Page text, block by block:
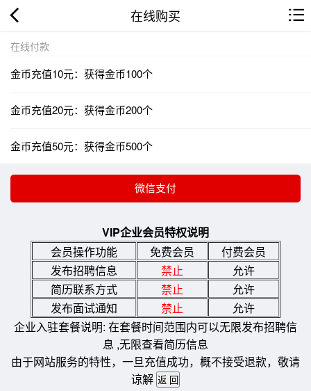
在线购买
在线付款
金币充值10元：获得金币100个
金币充值20元：获得金币200个
金币充值50元：获得金币500个
VIP企业会员特权说明
会员操作功能
免费会员
付费会员
发布招聘信息
禁止
允许
简历联系方式
禁止
允许
发布面试通知
禁止
允许
企业入驻套餐说明: 在套餐时间范围内可以无限发布招聘信
息 ,无限查看简历信息
由于网站服务的特性，一旦充值成功，概不接受退款，敬请
谅解